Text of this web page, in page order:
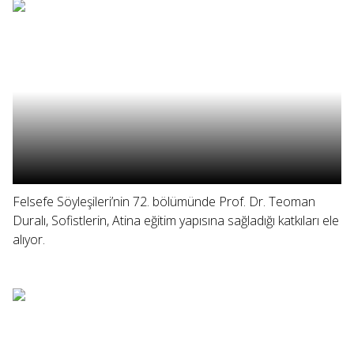
Felsefe Söyleşileri’nin 72. bölümünde Prof. Dr. Teoman
Duralı, Sofistlerin, Atina eğitim yapısına sağladığı katkıları ele
alıyor.